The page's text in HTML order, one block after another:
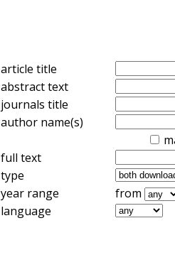
article title
abstract text
journals title
author name(s)
full text
type
year range
from
language